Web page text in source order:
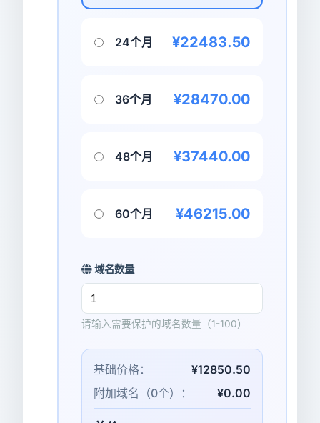
24个月 ¥22483.50
36个月 ¥28470.00
48个月 ¥37440.00
60个月 ¥46215.00
域名数量
请输入需要保护的域名数量（1-100）
基础价格：
¥12850.50
附加域名（0个）： ¥0.00